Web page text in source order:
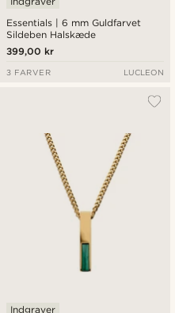
Essentials | 6 mm Guldfarvet
Sildeben Halskæde
399,00 kr
3 FARVER LUCLEON
Indgraver